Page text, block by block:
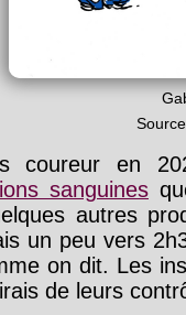
coureur en
sanguines
autres
un peu vers
on dit. Les
de leurs